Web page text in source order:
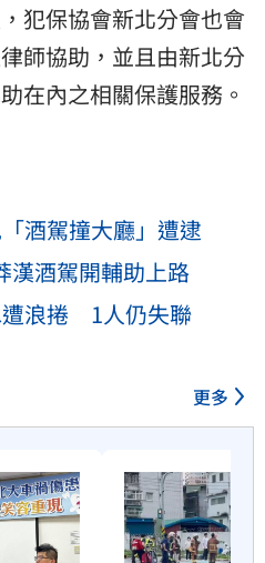
犯保協會新北分會也會
師協助，並且由新北分
在內之相關保護服務。
酒駕撞大廳」遭逮
漢酒駕開輔助上路
遭浪捲 1人仍失聯
更多